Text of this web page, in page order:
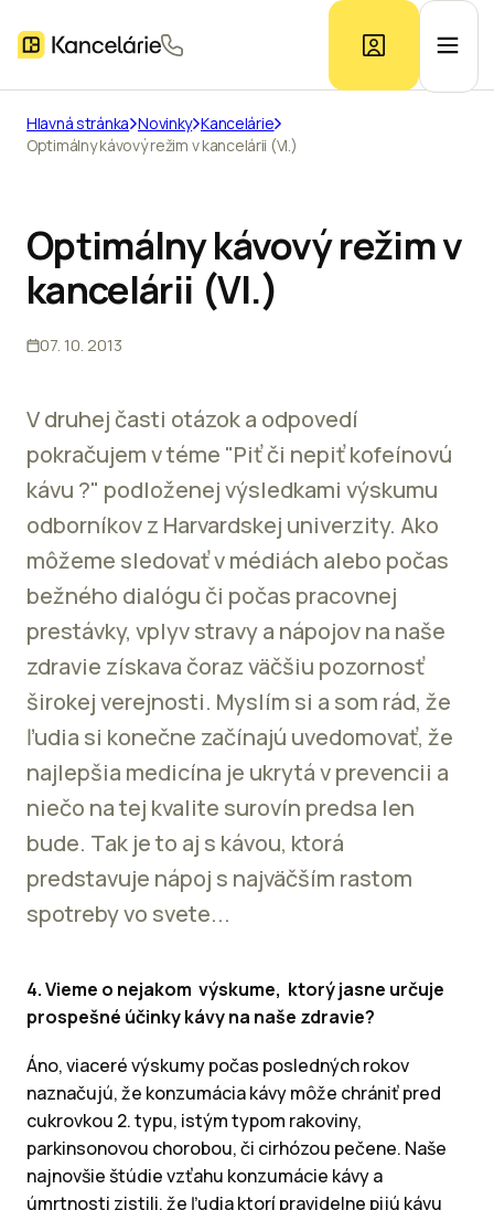
Ponuka kancelárií
Prieskum trhu
Hlavná stránka Novinky Kancelárie
Optimálny kávový režim v kancelárii (VI.)
Optimálny kávový režim v
kancelárii (VI.)
07. 10. 2013
V druhej časti otázok a odpovedí
pokračujem v téme "Piť či nepiť kofeínovú
kávu ?" podloženej výsledkami výskumu
odborníkov z Harvardskej univerzity. Ako
môžeme sledovať v médiách alebo počas
bežného dialógu či počas pracovnej
prestávky, vplyv stravy a nápojov na naše
zdravie získava čoraz väčšiu pozornosť
širokej verejnosti. Myslím si a som rád, že
ľudia si konečne začínajú uvedomovať, že
najlepšia medicína je ukrytá v prevencii a
niečo na tej kvalite surovín predsa len
bude. Tak je to aj s kávou, ktorá
predstavuje nápoj s najväčším rastom
spotreby vo svete...
4. Vieme o nejakom výskume, ktorý jasne určuje
prospešné účinky kávy na naše zdravie?
Áno, viaceré výskumy počas posledných rokov
naznačujú, že konzumácia kávy môže chrániť pred
cukrovkou 2. typu, istým typom rakoviny,
parkinsonovou chorobou, či cirhózou pečene. Naše
najnovšie štúdie vzťahu konzumácie kávy a
úmrtnosti zistili, že ľudia ktorí pravidelne pijú kávu